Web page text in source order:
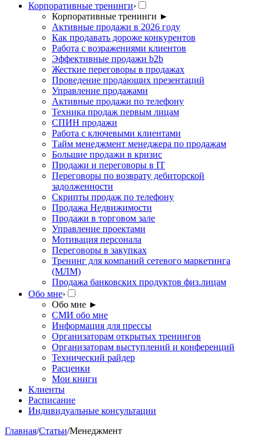
Корпоративные тренинги›
Корпоративные тренинги ►
Активные продажи в 2026 году
Как продавать дороже конкурентов
Работа с возражениями клиентов
Эффективные продажи b2b
Жесткие переговоры в продажах
Проведение продающих презентаций
Управление продажами
Активные продажи по телефону
Техника продаж первым лицам
СПИН продажи
Работа с ключевыми клиентами
Тайм менеджмент менеджера по продажам
Большие продажи в кризис
Продажи и переговоры в IT
Переговоры по возврату дебиторской
задолженности
Скрипты продаж по телефону
Продажа Недвижимости
Продажи в торговом зале
Управление проектами
Мотивация персонала
Переговоры в закупках
Тренинг для компаний сетевого маркетинга
(МЛМ)
Продажа банковских продуктов физ.лицам
Обо мне›
Обо мне ►
СМИ обо мне
Информация для прессы
Организаторам открытых тренингов
Организаторам выступлений и конференций
Технический райдер
Расценки
Мои книги
Клиенты
Расписание
Индивидуальные консультации
Главная/Статьи/Менеджмент